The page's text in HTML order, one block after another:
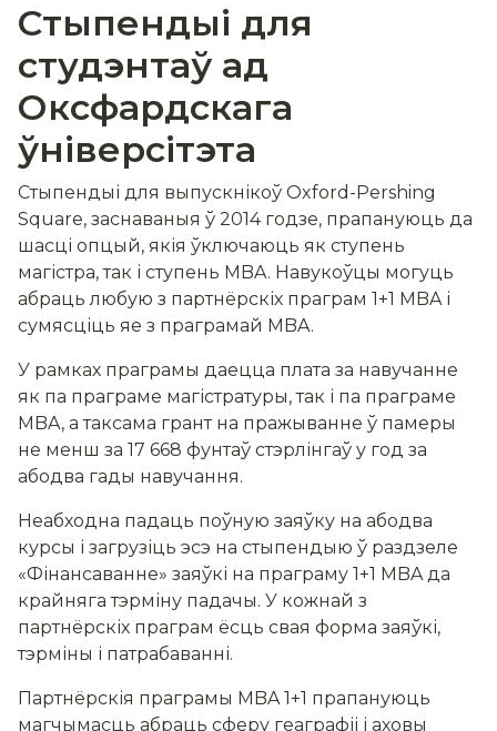
Стыпендыі для
студэнтаў ад
Оксфардскага
ўніверсітэта
Стыпендыі для выпускнікоў Oxford-Pershing
Square, заснаваныя ў 2014 годзе, прапануюць да
шасці опцый, якія ўключаюць як ступень
магістра, так і ступень MBA. Навукоўцы могуць
абраць любую з партнёрскіх праграм 1+1 MBA і
сумясціць яе з праграмай MBA.
У рамках праграмы даецца плата за навучанне
як па праграме магістратуры, так і па праграме
MBA, а таксама грант на пражыванне ў памеры
не менш за 17 668 фунтаў стэрлінгаў у год за
абодва гады навучання.
Неабходна падаць поўную заяўку на абодва
курсы і загрузіць эсэ на стыпендыю ў раздзеле
«Фінансаванне» заяўкі на праграму 1+1 MBA да
крайняга тэрміну падачы. У кожнай з
партнёрскіх праграм ёсць свая форма заяўкі,
тэрміны і патрабаванні.
Партнёрскія праграмы MBA 1+1 прапануюць
магчымасць абраць сферу геаграфіі і аховы